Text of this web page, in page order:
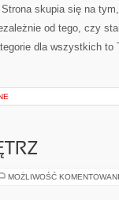
skupia się na
od tego, czy
dla wszystkich to
MOŻLIWOŚĆ